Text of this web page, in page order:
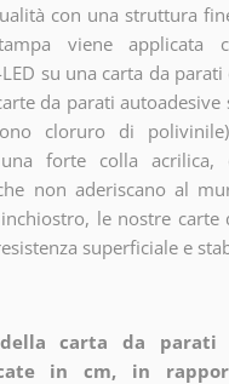
con una struttura
viene applicata
su una carta da
da parati autoadesive
cloruro di
forte colla acrilica,
non aderiscano al
le nostre carte
superficiale e
carta da parati
in cm, in